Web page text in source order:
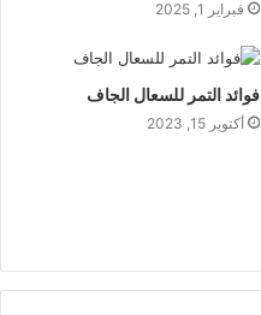
فبراير 1, 2025
فوائد التمر للسعال الجاف
أكتوبر 15, 2023